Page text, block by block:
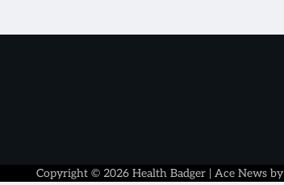
Copyright © 2026 Health Badger | Ace News by